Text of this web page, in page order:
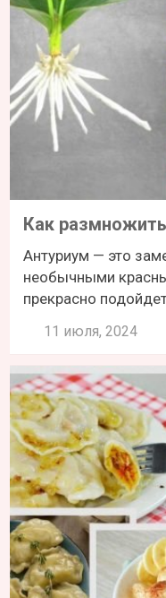
Как
Антуриум — это
необычными
прекрасно
11 июля, 2024